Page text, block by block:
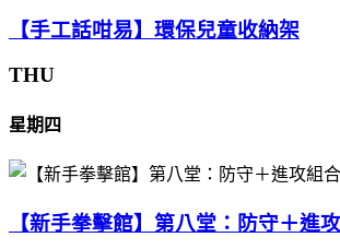
【手工話咁易】環保兒童收納架
THU
星期四
【新手拳擊館】第八堂：防守＋進